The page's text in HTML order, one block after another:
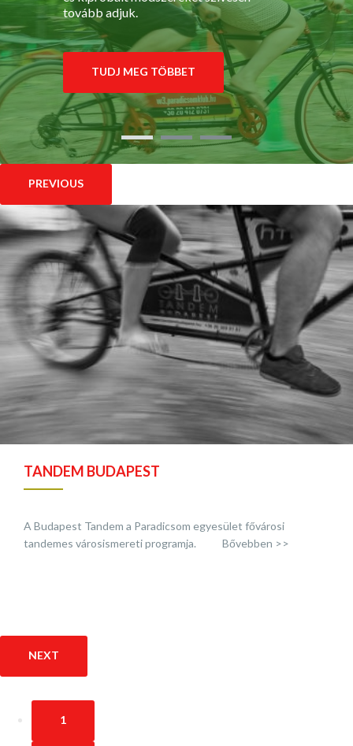
tovább adjuk.
TUDJ MEG TÖBBET
PREVIOUS
TANDEM BUDAPEST
A Budapest Tandem a Paradicsom egyesület fővárosi
tandemes városismereti programja. Bővebben >>
NEXT
1